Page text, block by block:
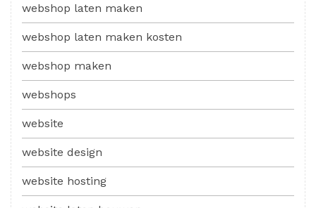
webshop laten maken
webshop laten maken kosten
webshop maken
webshops
website
website design
website hosting